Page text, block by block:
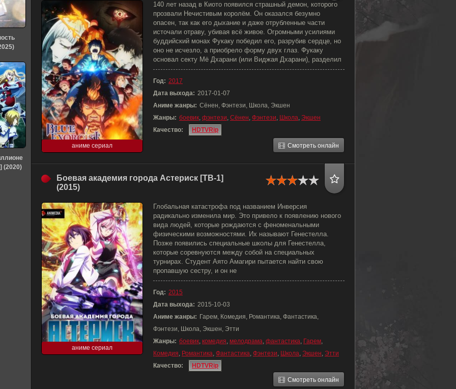
аниме сериал
140 лет назад в Киото появился страшный демон, которого
прозвали Нечистивым королём. Он оказался безумно
опасен, так как его дыхание и даже отрубленные части
источали отраву, убивая всё живое. Огромными усилиями
буддийский монах Фукаку победил его, разрубив сердце, но
оно не исчезло, а приобрело форму двух глаз. Фукаку
основал секту Мё Дхарани (или Виджая Дхарани), разделил
Год: 2017
Дата выхода: 2017-01-07
Аниме жанры: Сёнен, Фэнтези, Школа, Экшен
Жанры: боевик, фэнтези, Сёнен, Фэнтези, Школа, Экшен
Качество:
HDTVRip
Смотреть онлайн
Боевая академия города Астериск [ТВ-1]
(2015)
аниме сериал
Глобальная катастрофа под названием Инверсия
радикально изменила мир. Это привело к появлению нового
вида людей, которые рождаются с феноменальными
физическими возможностями. Их называют Генестелла.
Позже появились специальные школы для Генестелла,
которые соревнуются между собой на специальных
турнирах. Студент Аято Амагири пытается найти свою
пропавшую сестру, и он не
Год: 2015
Дата выхода: 2015-10-03
Аниме жанры: Гарем, Комедия, Романтика, Фантастика,
Фэнтези, Школа, Экшен, Этти
Жанры: боевик, комедия, мелодрама, фантастика, Гарем,
Комедия, Романтика, Фантастика, Фэнтези, Школа, Экшен, Этти
Качество:
HDTVRip
Смотреть онлайн
(2020)